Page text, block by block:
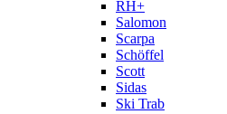
RH+
Salomon
Scarpa
Schöffel
Scott
Sidas
Ski Trab